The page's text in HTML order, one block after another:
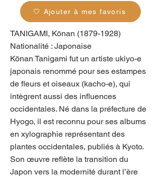
🤍 Ajouter à mes favoris
TANIGAMI, Kōnan (1879-1928)
Nationalité : Japonaise
Kōnan Tanigami fut un artiste ukiyo-e
japonais renommé pour ses estampes
de fleurs et oiseaux (kacho-e), qui
intègrent aussi des influences
occidentales. Né dans la préfecture de
Hyogo, il est reconnu pour ses albums
en xylographie représentant des
plantes occidentales, publiés à Kyoto.
Son œuvre reflète la transition du
Japon vers la modernité durant l’ère